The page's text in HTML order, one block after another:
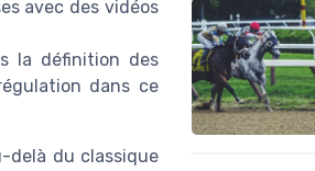
avec des vidéos
la définition des
dans ce
delà du classique